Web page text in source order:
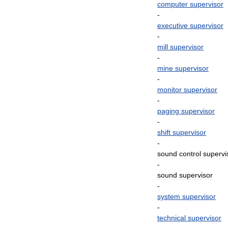
computer supervisor
-
executive supervisor
-
mill supervisor
-
mine supervisor
-
monitor supervisor
-
paging supervisor
-
shift supervisor
-
sound control
-
sound supervisor
-
system supervisor
-
technical supervisor